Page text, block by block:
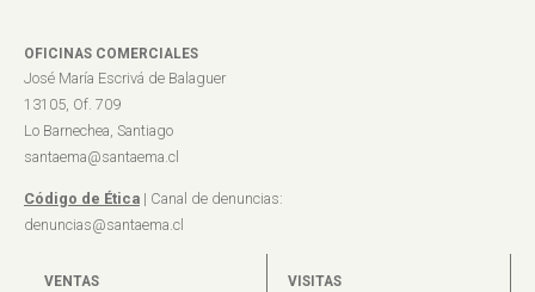
OFICINAS COMERCIALES
José María Escrivá de Balaguer
13105, Of. 709
Lo Barnechea, Santiago
santaema@santaema.cl
Código de Ética | Canal de denuncias:
denuncias@santaema.cl
VENTAS VISITAS